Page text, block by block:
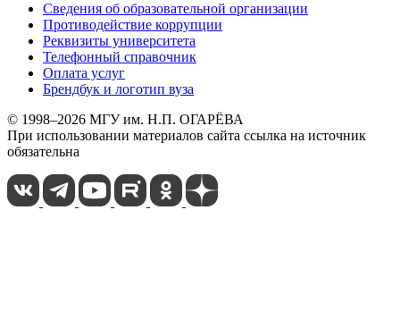
Сведения об образовательной организации
Противодействие коррупции
Реквизиты университета
Телефонный справочник
Оплата услуг
Брендбук и логотип вуза
© 1998–2026 МГУ им. Н.П. ОГАРЁВА
При использовании материалов сайта ссылка на источник
обязательна